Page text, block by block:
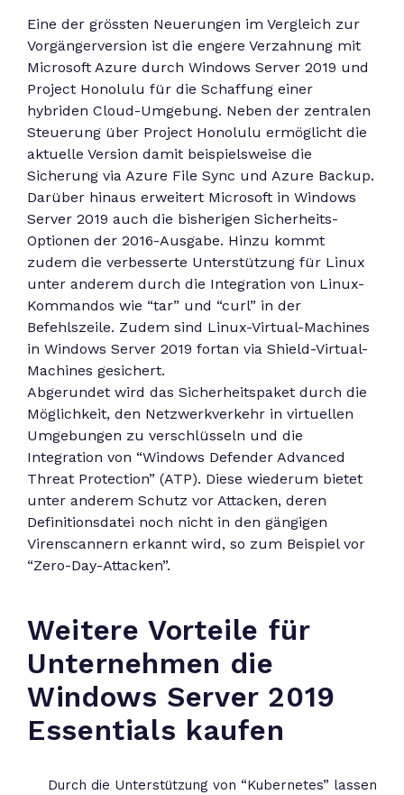
Eine der grössten Neuerungen im Vergleich zur
Vorgängerversion ist die engere Verzahnung mit
Microsoft Azure durch Windows Server 2019 und
Project Honolulu für die Schaffung einer
hybriden Cloud-Umgebung. Neben der zentralen
Steuerung über Project Honolulu ermöglicht die
aktuelle Version damit beispielsweise die
Sicherung via Azure File Sync und Azure Backup.
Darüber hinaus erweitert Microsoft in Windows
Server 2019 auch die bisherigen Sicherheits-
Optionen der 2016-Ausgabe. Hinzu kommt
zudem die verbesserte Unterstützung für Linux
unter anderem durch die Integration von Linux-
Kommandos wie “tar” und “curl” in der
Befehlszeile. Zudem sind Linux-Virtual-Machines
in Windows Server 2019 fortan via Shield-Virtual-
Machines gesichert.
Abgerundet wird das Sicherheitspaket durch die
Möglichkeit, den Netzwerkverkehr in virtuellen
Umgebungen zu verschlüsseln und die
Integration von “Windows Defender Advanced
Threat Protection” (ATP). Diese wiederum bietet
unter anderem Schutz vor Attacken, deren
Definitionsdatei noch nicht in den gängigen
Virenscannern erkannt wird, so zum Beispiel vor
“Zero-Day-Attacken”.
Weitere Vorteile für
Unternehmen die
Windows Server 2019
Essentials kaufen
Durch die Unterstützung von “Kubernetes” lassen